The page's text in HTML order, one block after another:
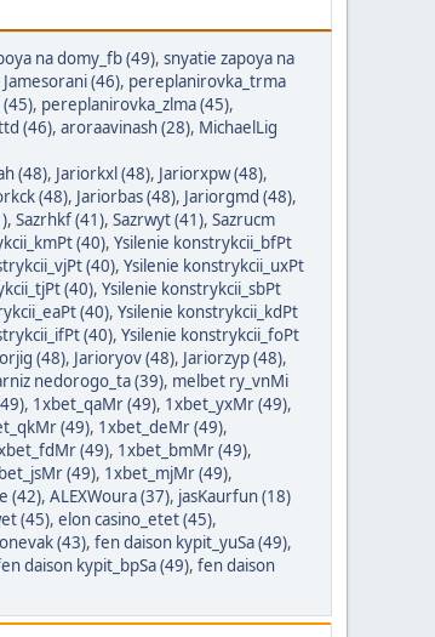
na domy_fb (49), snyatie zapoya na
Jamesorani (46), pereplanirovka_trma
, pereplanirovka_zlma (45),
(46), aroraavinash (28), MichaelLig
(48), Jariorkxl (48), Jariorxpw (48),
(48), Jariorbas (48), Jariorgmd (48),
, Sazrhkf (41), Sazrwyt (41), Sazrucm
(40), Ysilenie konstrykcii_bfPt
(40), Ysilenie konstrykcii_uxPt
(40), Ysilenie konstrykcii_sbPt
(40), Ysilenie konstrykcii_kdPt
(40), Ysilenie konstrykcii_foPt
(48), Jarioryov (48), Jariorzyp (48),
nedorogo_ta (39), melbet ry_vnMi
, 1xbet_qaMr (49), 1xbet_yxMr (49),
(49), 1xbet_deMr (49),
(49), 1xbet_bmMr (49),
(49), 1xbet_mjMr (49),
(42), ALEXWoura (37), jasKaurfun (18)
(45), elon casino_etet (45),
(43), fen daison kypit_yuSa (49),
daison kypit_bpSa (49), fen daison